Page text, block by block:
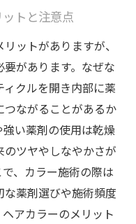
トと注意点
ットがありますが、
があります。なぜな
クルを開き内部に薬
ながることがあるか
い薬剤の使用は乾燥
ツヤやしなやかさが
、カラー施術の際は
薬剤選びや施術頻度
アカラーのメリット